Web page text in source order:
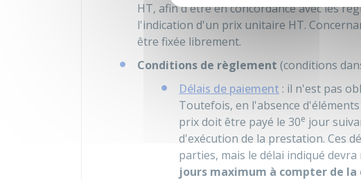
HT, afin d'être en concordance avec les
l'indication d'un prix unitaire HT.
être fixée librement.
Conditions de règlement (conditions
Délais de paiement : il n'est pas
Toutefois, en l'absence
prix doit être payé le 30e jour
d'exécution de la prestation. Ces
parties, mais le délai indiqué
jours maximum à compter de